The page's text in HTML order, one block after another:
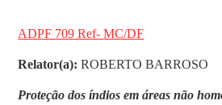
ADPF 709 Ref- MC/DF
Relator(a):ROBERTO BARROSO
Proteção dos índios em áreas não